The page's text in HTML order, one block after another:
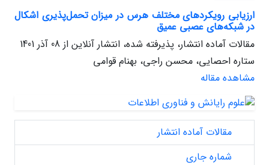
ارزیابی رویکردهای مختلف هرس در میزان تحمل‌پذیری اشکال
در شبکه‌های عصبی عمیق
مقالات آماده انتشار، پذیرفته شده، انتشار آنلاین از 08 آذر 1401
ستاره احصایی، محسن راجی، بهنام قوامی
مشاهده مقاله
مقالات آماده انتشار
شماره جاری